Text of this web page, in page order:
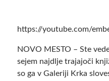
https://youtube.com/
NOVO MESTO – Ste
sejem najdlje trajajoči
so ga v Galeriji Krka